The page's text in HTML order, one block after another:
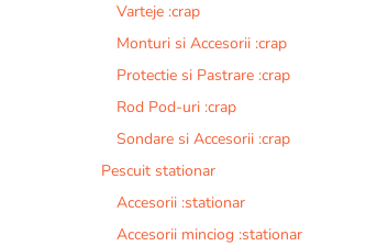
Varteje :crap
Monturi si Accesorii :crap
Protectie si Pastrare :crap
Rod Pod-uri :crap
Sondare si Accesorii :crap
Pescuit stationar
Accesorii :stationar
Accesorii minciog :stationar